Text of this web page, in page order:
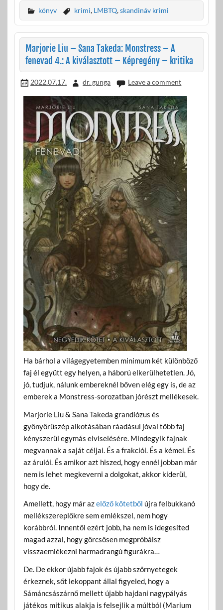
e
b
o
o
k
itt
er
ail za
m
e
g
könyv krimi, LMBTQ,skandináv krimi
Marjorie Liu – Sana Takeda: Monstress – A
fenevad 4.: A kiválasztott – Képregény – kritika
2022.07.17. dr. gunga Leave a comment
Ha bárhol a világegyetemben minimum két különböző
faj él együtt egy helyen, a háború elkerülhetetlen. Jó,
jó, tudjuk, nálunk embereknél bőven elég egy is, de az
emberek a Monstress-sorozatban jórészt mellékesek.
Marjorie Liu & Sana Takeda grandiózus és
gyönyörűszép alkotásában ráadásul jóval több faj
kényszerül egymás elviselésére. Mindegyik fajnak
megvannak a saját céljai. És a frakciói. És a kémei. És
az árulói. És amikor azt hiszed, hogy ennél jobban már
nem is lehet megkeverni a dolgokat, akkor kiderül,
hogy de.
Amellett, hogy már azelőző kötetből újra felbukkanó
mellékszereplőkre sem emlékszel, nem hogy
korábbról. Innentől ezért jobb, ha nem is idegesíted
magad azzal, hogy görcsösen megpróbálsz
visszaemlékezni harmadrangú figurákra…
De. De ekkor újabb fajok és újabb szörnyetegek
érkeznek, sőt lekoppant állal figyeled, hogy a
Sámáncsászárnő mellett újabb hajdani nagypályás
játékos mitikus alakja is felsejlik a múltból (Marium